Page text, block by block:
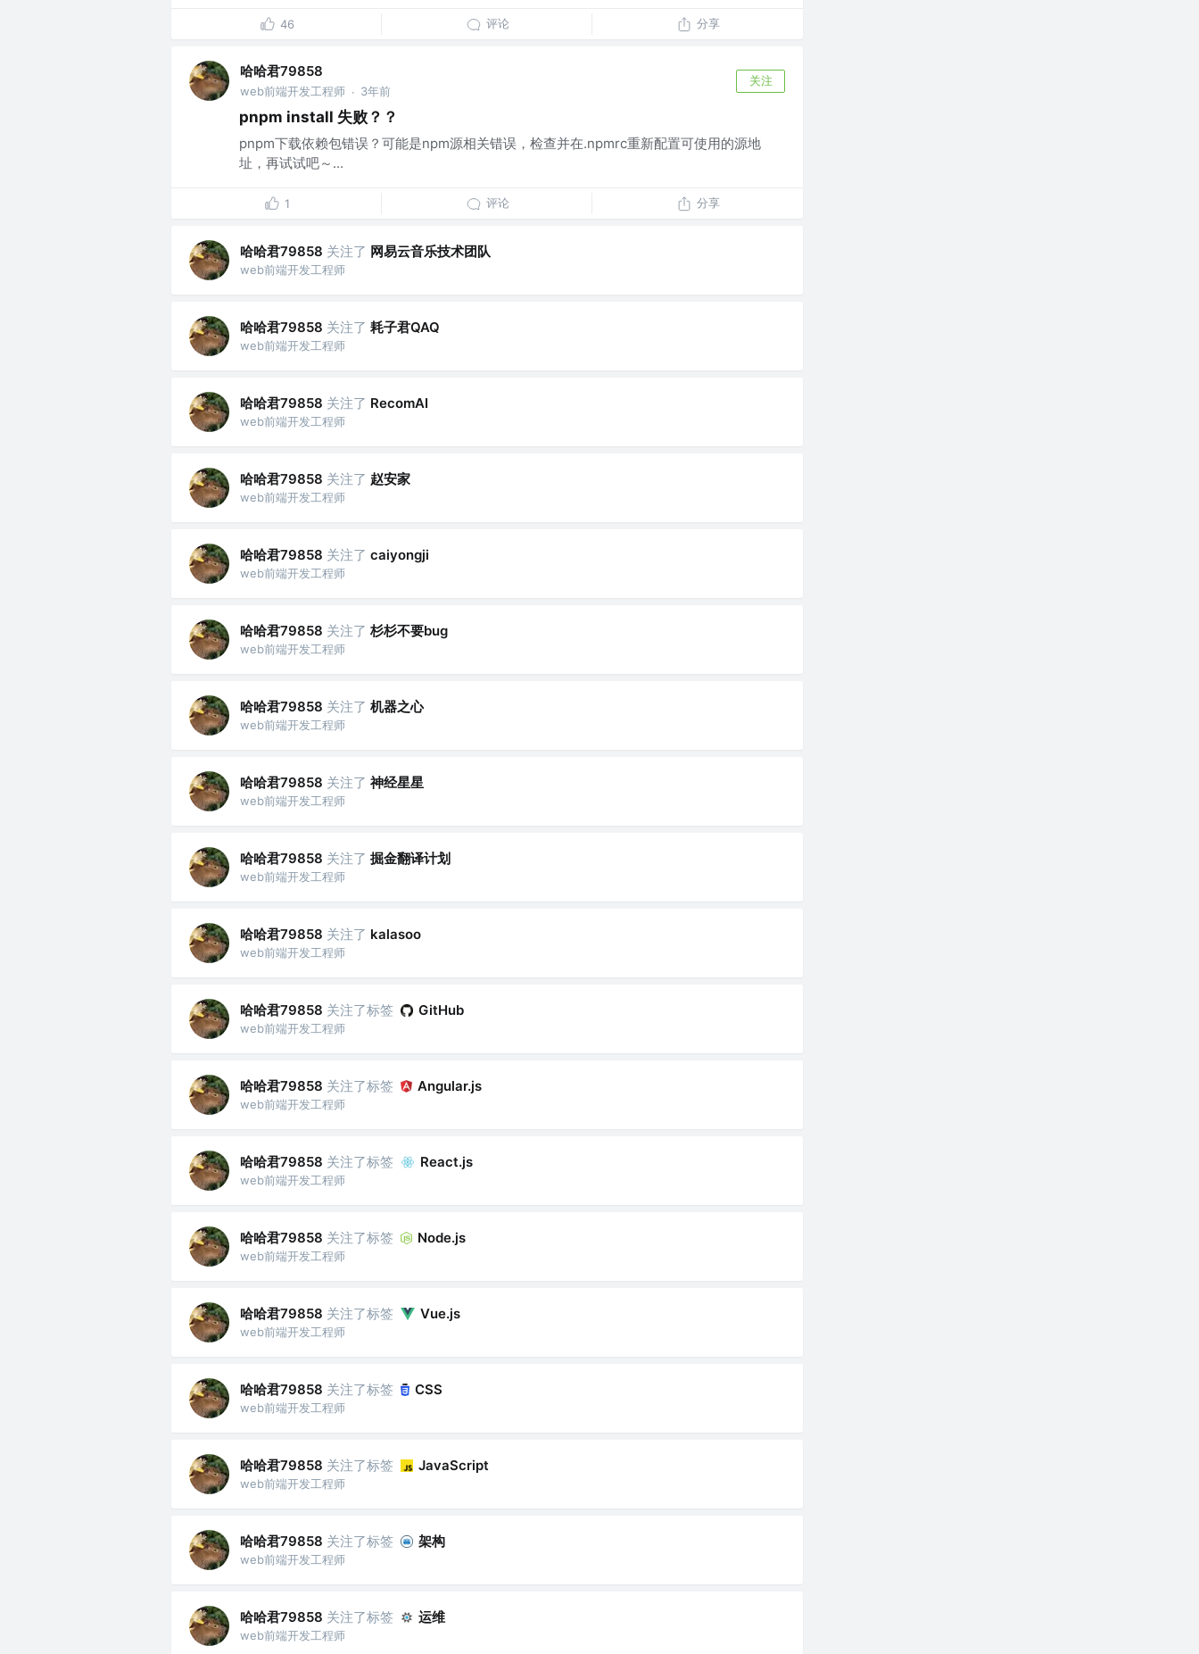
46 评论 分享
哈哈君79858
web前端开发工程师 · 3年前
关注
pnpm install 失败？？
pnpm下载依赖包错误？可能是npm源相关错误，检查并在.npmrc重新配置可使用的源地
址，再试试吧～...
1 评论 分享
哈哈君79858 关注了 网易云音乐技术团队
web前端开发工程师
哈哈君79858 关注了 耗子君QAQ
web前端开发工程师
哈哈君79858 关注了 RecomAI
web前端开发工程师
哈哈君79858 关注了 赵安家
web前端开发工程师
哈哈君79858 关注了 caiyongji
web前端开发工程师
哈哈君79858 关注了 杉杉不要bug
web前端开发工程师
哈哈君79858 关注了 机器之心
web前端开发工程师
哈哈君79858 关注了 神经星星
web前端开发工程师
哈哈君79858 关注了 掘金翻译计划
web前端开发工程师
哈哈君79858 关注了 kalasoo
web前端开发工程师
哈哈君79858 关注了标签 GitHub
web前端开发工程师
哈哈君79858 关注了标签 Angular.js
web前端开发工程师
哈哈君79858 关注了标签 React.js
web前端开发工程师
哈哈君79858 关注了标签 Node.js
web前端开发工程师
哈哈君79858 关注了标签 Vue.js
web前端开发工程师
哈哈君79858 关注了标签 CSS
web前端开发工程师
哈哈君79858 关注了标签 JavaScript
web前端开发工程师
哈哈君79858 关注了标签 架构
web前端开发工程师
哈哈君79858 关注了标签 运维
web前端开发工程师